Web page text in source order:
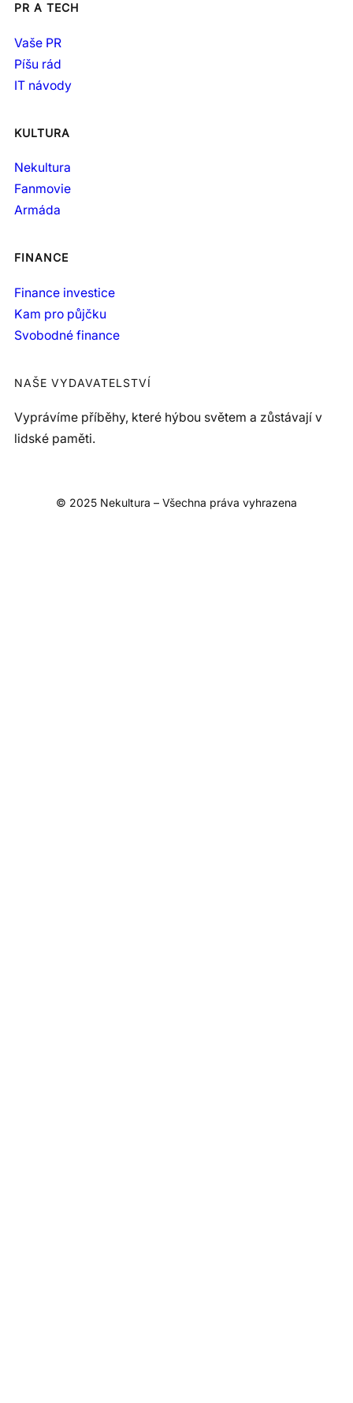
PR A TECH
Vaše PR
Píšu rád
IT návody
KULTURA
Nekultura
Fanmovie
Armáda
FINANCE
Finance investice
Kam pro půjčku
Svobodné finance
NAŠE VYDAVATELSTVÍ
Vyprávíme příběhy, které hýbou světem a zůstávají v
lidské paměti.
© 2025 Nekultura – Všechna práva vyhrazena